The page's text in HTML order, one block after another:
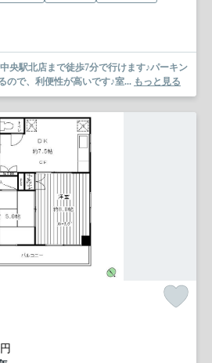
央駅北店まで徒歩7分で行けます♪パーキン
ので、利便性が高いです♪室... もっと見る